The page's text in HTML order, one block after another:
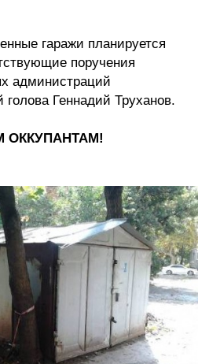
гаражи планируется
поручения
администраций
голова Геннадий Труханов.
ОККУПАНТАМ!